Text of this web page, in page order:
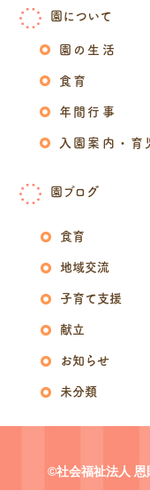
園について
園の生活
食育
年間行事
入園案内・育
園ブログ
食育
地域交流
子育て支援
献立
お知らせ
未分類
©社会福祉法人 恩